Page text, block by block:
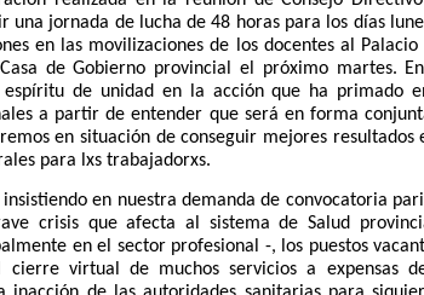
una jornada de lucha de 48 horas para los días
en las movilizaciones de los docentes al Palacio
de Gobierno provincial el próximo martes. En
de unidad en la acción que ha primado
a partir de entender que será en forma
en situación de conseguir mejores resultados
para lxs trabajadorxs.
insistiendo en nuestra demanda de convocatoria
crisis que afecta al sistema de Salud
en el sector profesional -, los puestos
cierre virtual de muchos servicios a expensas